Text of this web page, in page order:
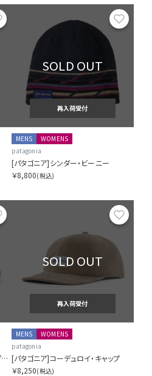
お気に入り
SOLD OUT
再入荷受付
MENS
WOMENS
patagonia
[パタゴニア]シンダー・ビーニー
￥8,800(税込)
お気に入り
[パタゴニア]イスマス・イヤーフラップ・キャップ
SOLD OUT
再入荷受付
MENS
WOMENS
patagonia
[パタゴニア]コーデュロイ・キャップ
￥8,250(税込)